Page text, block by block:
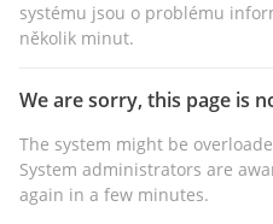
systému jsou o problému
několik minut.
We are sorry, this page is
The system might be
System administrators are
again in a few minutes.